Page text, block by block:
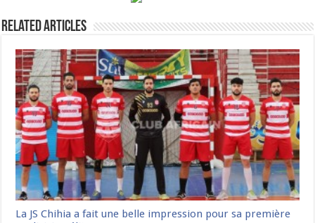
Related Articles
La JS Chihia a fait une belle impression pour sa première